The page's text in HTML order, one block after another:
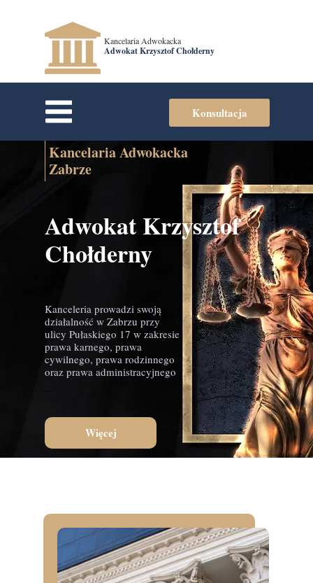
Kancelaria Adwokacka
Adwokat Krzysztof Chołderny
Konsultacja
Kancelaria Adwokacka
Zabrze
Kanceleria prowadzi swoją
działalność w Zabrzu przy
ulicy Pułaskiego 17 w zakresie
prawa karnego, prawa
cywilnego, prawa rodzinnego
oraz prawa administracyjnego
Adwokat Krzysztof
Chołderny
Więcej